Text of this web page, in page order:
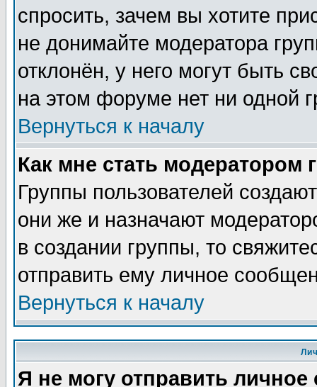
спросить, зачем вы хотите
не донимайте модератора
отклонён, у него могут быть
на этом форуме нет ни одной
Вернуться к началу
Как мне стать модератором
Группы пользователей
они же и назначают
в создании группы, то
отправить ему личное
Вернуться к началу
Я не могу отправить